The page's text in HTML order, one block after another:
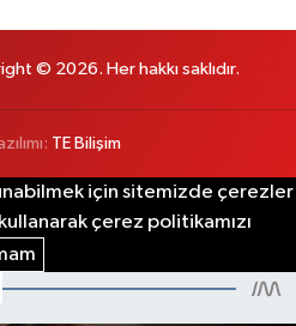
© 2026. Her hakkı saklıdır.
TE Bilişim
için sitemizde çerezler
çerez politikamızı